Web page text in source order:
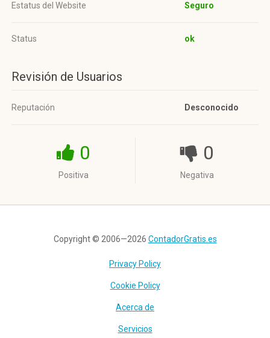
Estatus del Website Seguro
Status ok
Revisión de Usuarios
Reputación Desconocido
0
Positiva
0
Negativa
Copyright © 2006—2026 ContadorGratis.es
Privacy Policy
Cookie Policy
Acerca de
Servicios